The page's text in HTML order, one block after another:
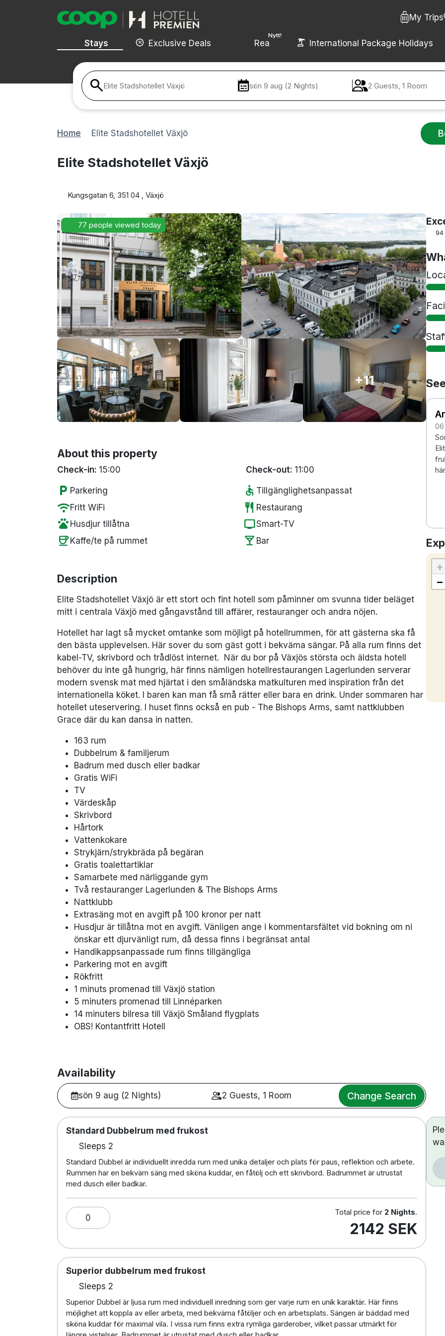
My Trips
Stays Exclusive Deals
Nytt!
Rea International Package Holidays
Elite Stadshotellet Växjö sön 9 aug (2 Nights) 2 Guests, 1 Room
Home Elite Stadshotellet Växjö
Elite Stadshotellet Växjö
Kungsgatan 6, 351 04 , Växjö
77 people viewed today
+11
About this property
Check-in: 15:00 Check-out: 11:00
local_parking Parkering accessible Tillgänglighetsanpassat
wifiFritt WiFi restaurant Restaurang
pets Husdjur tillåtna tvSmart-TV
coffeeKaffe/te på rummet local_bar Bar
Description
Elite Stadshotellet Växjö är ett stort och fint hotell som påminner om svunna tider beläget
mitt i centrala Växjö med gångavstånd till affärer, restauranger och andra nöjen.
Hotellet har lagt så mycket omtanke som möjligt på hotellrummen, för att gästerna ska få
den bästa upplevelsen. Här sover du som gäst gott i bekväma sängar. På alla rum finns det
kabel-TV, skrivbord och trådlöst internet. När du bor på Växjös största och äldsta hotell
behöver du inte gå hungrig, här finns nämligen hotellrestaurangen Lagerlunden serverar
modern svensk mat med hjärtat i den småländska matkulturen med inspiration från det
internationella köket. I baren kan man få små rätter eller bara en drink. Under sommaren har
hotellet uteservering. I huset finns också en pub - The Bishops Arms, samt nattklubben
Grace där du kan dansa in natten.
163 rum
Dubbelrum & familjerum
Badrum med dusch eller badkar
Gratis WiFi
TV
Värdeskåp
Skrivbord
Hårtork
Vattenkokare
Strykjärn/strykbräda på begäran
Gratis toalettartiklar
Samarbete med närliggande gym
Två restauranger Lagerlunden & The Bishops Arms
Nattklubb
Extrasäng mot en avgift på 100 kronor per natt
Husdjur är tillåtna mot en avgift. Vänligen ange i kommentarsfältet vid bokning om ni
önskar ett djurvänligt rum, då dessa finns i begränsat antal
Handikappsanpassade rum finns tillgängliga
Parkering mot en avgift
Rökfritt
1 minuts promenad till Växjö station
5 minuters promenad till Linnéparken
14 minuters bilresa till Växjö Småland flygplats
OBS! Kontantfritt Hotell
Availability
sön 9 aug (2 Nights) 2 Guests, 1 Room Change Search
Standard Dubbelrum med frukost
Sleeps 2
Standard Dubbel är individuellt inredda rum med unika detaljer och plats för paus, reflektion och arbete.
Rummen har en bekväm säng med sköna kuddar, en fåtölj och ett skrivbord. Badrummet är utrustat
med dusch eller badkar.
0
Total price for 2 Nights.
2142 SEK
Superior dubbelrum med frukost
Sleeps 2
Superior Dubbel är ljusa rum med individuell inredning som ger varje rum en unik karaktär. Här finns
möjlighet att koppla av eller arbeta, med bekväma fåtöljer och en arbetsplats. Sängen är bäddad med
sköna kuddar för maximal vila. I vissa rum finns extra rymliga garderober, vilket passar utmärkt för
94
06
+
−